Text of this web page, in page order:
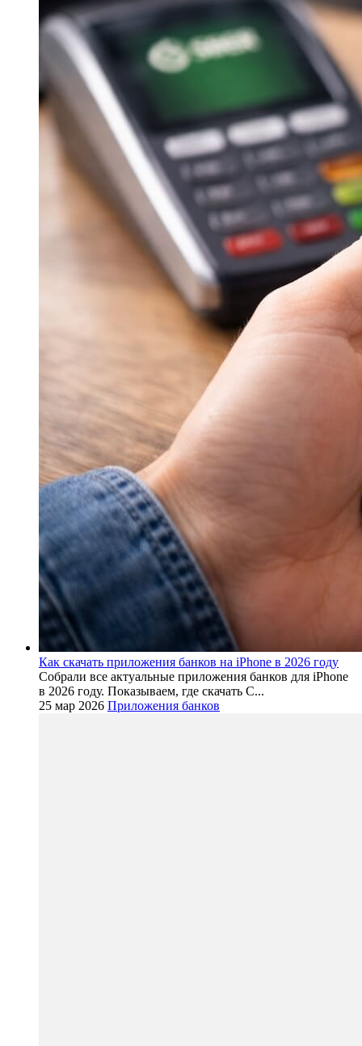
Как скачать приложения банков на iPhone в 2026 году
Собрали все актуальные приложения банков для iPhone
в 2026 году. Показываем, где скачать С...
25 мар 2026 Приложения банков